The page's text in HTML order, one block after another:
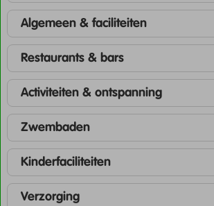
Algemeen & faciliteiten
Restaurants & bars
Activiteiten & ontspanning
Zwembaden
Kinderfaciliteiten
Verzorging